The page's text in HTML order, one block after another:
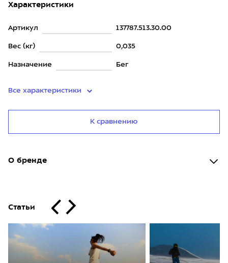
Характеристики
Артикул 137787.513.30.00
Вес (кг) 0,035
Назначение Бег
Все характеристики
К сравнению
О бренде
Статьи